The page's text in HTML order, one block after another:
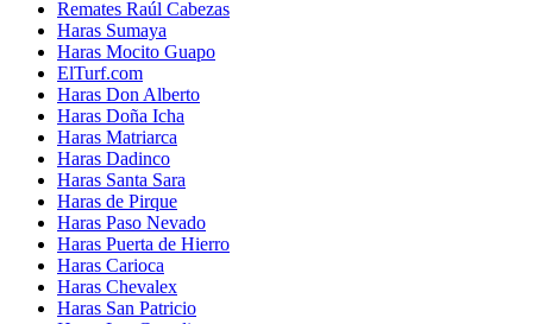
Remates Raúl Cabezas
Haras Sumaya
Haras Mocito Guapo
ElTurf.com
Haras Don Alberto
Haras Doña Icha
Haras Matriarca
Haras Dadinco
Haras Santa Sara
Haras de Pirque
Haras Paso Nevado
Haras Puerta de Hierro
Haras Carioca
Haras Chevalex
Haras San Patricio